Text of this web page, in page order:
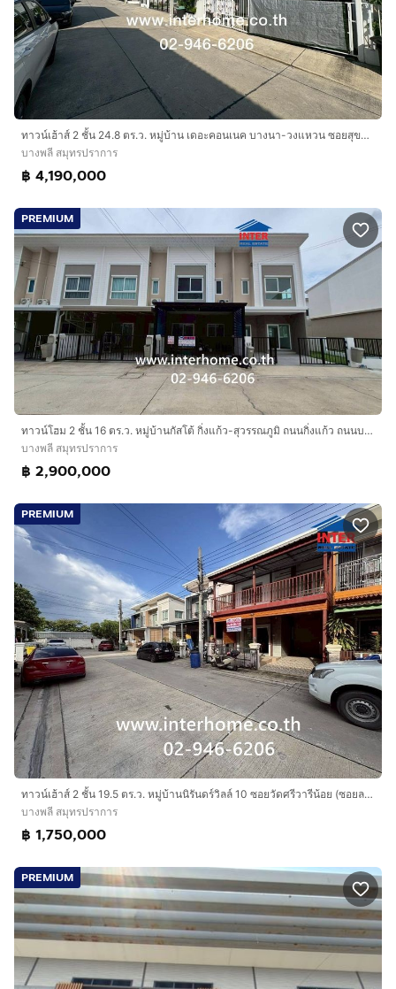
ทาวน์เฮ้าส์ 2 ชั้น 24.8 ตร.ว. หมู่บ้าน เดอะคอนเนค บางนา-วงแหวน ซอยสุขาภิบาล2 ซอย27 ถนนอ่อนนุช บางพลี สมุทรปราการ
บางพลี สมุทรปราการ
฿ 4,190,000
PREMIUM
ทาวน์โฮม 2 ชั้น 16 ตร.ว. หมู่บ้านกัสโต้ กิ่งแก้ว-สุวรรณภูมิ ถนนกิ่งแก้ว ถนนบางนา-ตราด บางพลี สมุทรปราการ
บางพลี สมุทรปราการ
฿ 2,900,000
PREMIUM
ทาวน์เฮ้าส์ 2 ชั้น 19.5 ตร.ว. หมู่บ้านนิรันดร์วิลล์ 10 ซอยวัดศรีวารีน้อย (ซอยลาดกระบัง54) ถนนวัดศรีวรีน้อย ถนนบางนา-ตราด บางพลี สมุทรปราการ
บางพลี สมุทรปราการ
฿ 1,750,000
PREMIUM